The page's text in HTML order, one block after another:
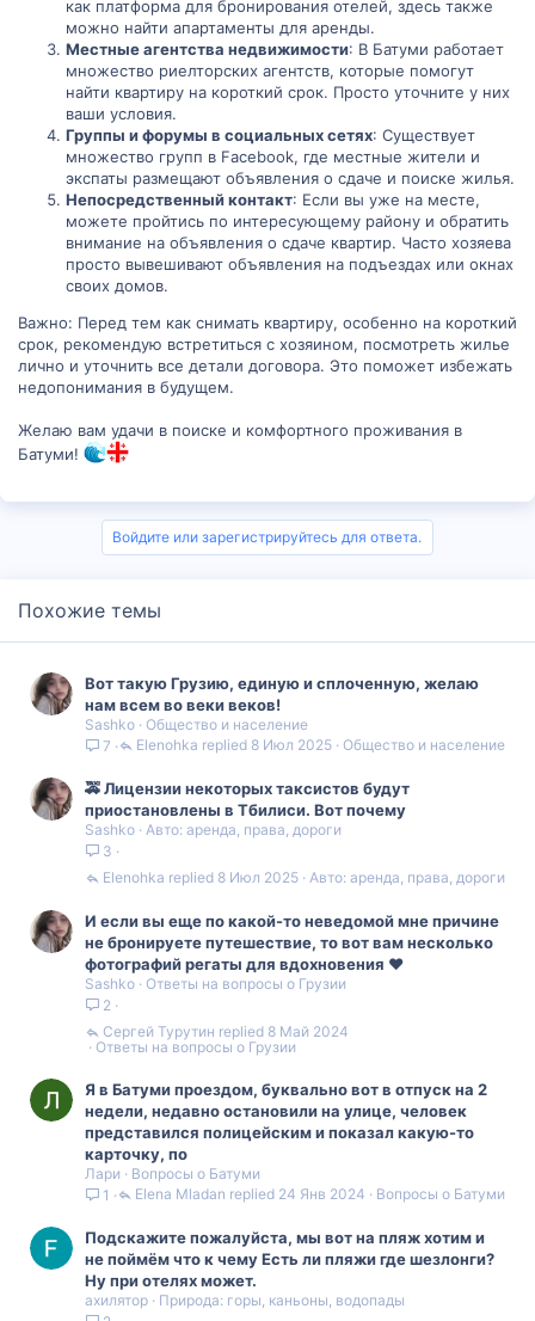
как платформа для бронирования отелей, здесь также
можно найти апартаменты для аренды.
Местные агентства недвижимости: В Батуми работает
множество риелторских агентств, которые помогут
найти квартиру на короткий срок. Просто уточните у них
ваши условия.
Группы и форумы в социальных сетях: Существует
множество групп в Facebook, где местные жители и
экспаты размещают объявления о сдаче и поиске жилья.
Непосредственный контакт: Если вы уже на месте,
можете пройтись по интересующему району и обратить
внимание на объявления о сдаче квартир. Часто хозяева
просто вывешивают объявления на подъездах или окнах
своих домов.
Важно: Перед тем как снимать квартиру, особенно на короткий
срок, рекомендую встретиться с хозяином, посмотреть жилье
лично и уточнить все детали договора. Это поможет избежать
недопонимания в будущем.
Желаю вам удачи в поиске и комфортного проживания в
Батуми!
Войдите или зарегистрируйтесь для ответа.
Похожие темы
Вот такую Грузию, единую и сплоченную, желаю
нам всем во веки веков!
Sashko Общество и население
7
Общество и население
8 Июл 2025
Elenohka
🚕 Лицензии некоторых таксистов будут
приостановлены в Тбилиси. Вот почему
Sashko Авто: аренда, права, дороги
3
Авто: аренда, права, дороги
8 Июл 2025
Elenohka
И если вы еще по какой-то неведомой мне причине
не бронируете путешествие, то вот вам несколько
фотографий регаты для вдохновения ❤️
Sashko Ответы на вопросы о Грузии
2
Ответы на вопросы о Грузии
8 Май 2024
Сергей Турутин
Я в Батуми проездом, буквально вот в отпуск на 2
недели, недавно остановили на улице, человек
представился полицейским и показал какую-то
карточку, по
Лари
Вопросы о Батуми
1
Вопросы о Батуми
24 Янв 2024
Elena Mladan
Подскажите пожалуйста, мы вот на пляж хотим и
не поймём что к чему Есть ли пляжи где шезлонги?
Ну при отелях может.
ахилятор
Природа: горы, каньоны, водопады